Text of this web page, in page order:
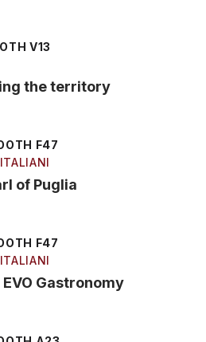
V13
the territory
F47
of Puglia
F47
EVO Gastronomy